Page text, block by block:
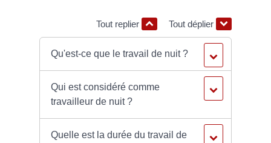
Tout replier Tout déplier
Qu'est-ce que le travail de nuit ?
Qui est considéré comme
travailleur de nuit ?
Quelle est la durée du travail de